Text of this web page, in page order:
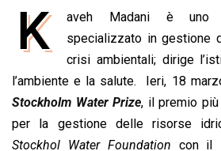
c
e
o
o
k
a
t
s
A
p
p
n
k
e
d
I
n
r
e
a
d
s
a
i
l
p
y
L
i
n
k
K
aveh Madani è uno
specializzato in gestione
crisi ambientali; dirige
l’ambiente e la salute. Ieri, 18
Stockholm Water Prize, il premio
per la gestione delle risorse
Stockhol Water Foundation con il